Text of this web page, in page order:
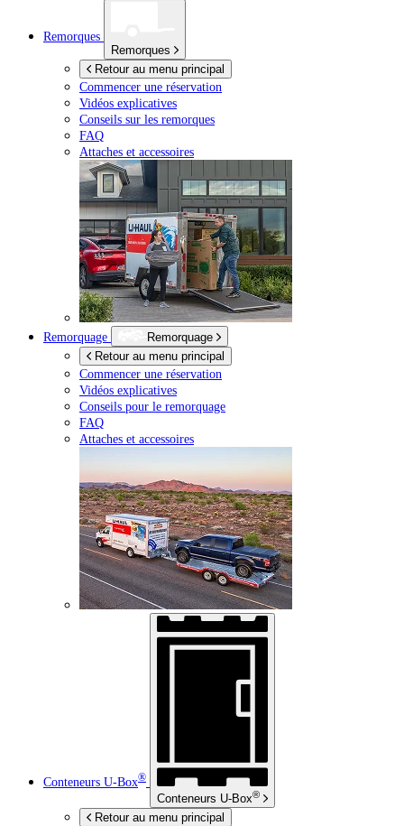
Remorques
Remorques
Retour au menu principal
Commencer une réservation
Vidéos explicatives
Conseils sur les remorques
FAQ
Attaches et accessoires
Remorquage
Remorquage
Retour au menu principal
Commencer une réservation
Vidéos explicatives
Conseils pour le remorquage
FAQ
Attaches et accessoires
Conteneurs U-Box®
Conteneurs U-Box®
Retour au menu principal